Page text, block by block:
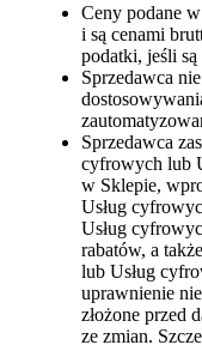
Ceny podane
i są cenami
podatki, jeśli
Sprzedawca
Sprzedawca
cyfrowych lub
w Sklepie,
Usług
Usług
rabatów, a
lub Usług
uprawnienie
złożone przed
ze zmian.